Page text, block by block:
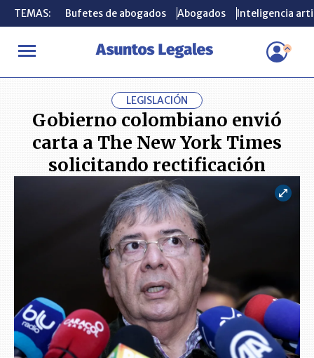
TEMAS: Bufetes de abogados Abogados Inteligencia
INICIO ACTUALIDAD Gobierno colombiano envió carta a The
TEMAS: Bufetes de abogados Abogados Inteligencia
LEGISLACIÓN
Gobierno colombiano envió
carta a The New York Times
solicitando rectificación